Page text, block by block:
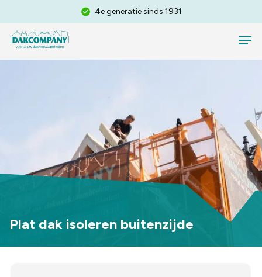
to
main
4e generatie sinds 1931
Menu
Plat dak isoleren buitenzijde